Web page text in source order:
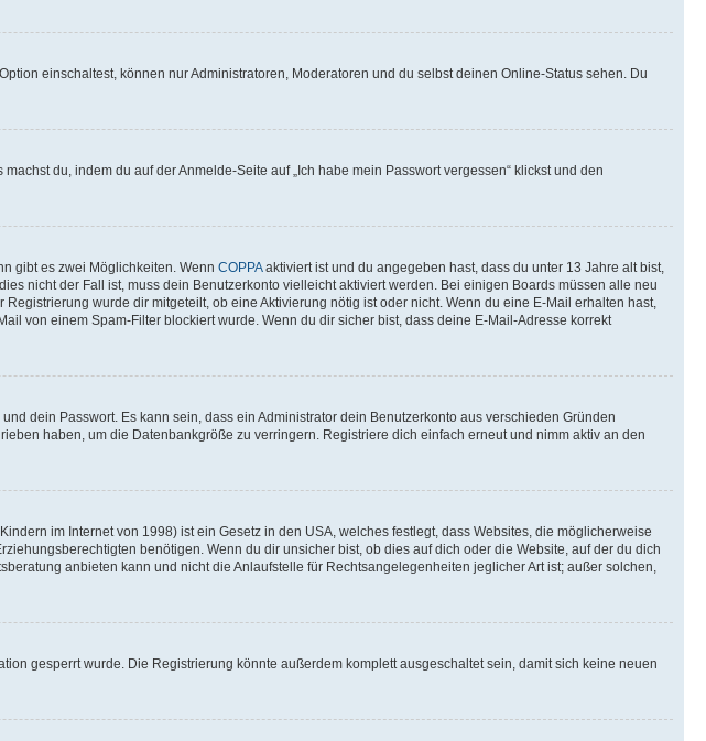
einschaltest, können nur Administratoren, Moderatoren und du selbst deinen Online-Status sehen. Du
du, indem du auf der Anmelde-Seite auf „Ich habe mein Passwort vergessen“ klickst und den
gibt es zwei Möglichkeiten. Wenn COPPAaktiviert ist und du angegeben hast, dass du unter 13 Jahre alt bist,
nicht der Fall ist, muss dein Benutzerkonto vielleicht aktiviert werden. Bei einigen Boards müssen alle neu
wurde dir mitgeteilt, ob eine Aktivierung nötig ist oder nicht. Wenn du eine E-Mail erhalten hast,
von einem Spam-Filter blockiert wurde. Wenn du dir sicher bist, dass deine E-Mail-Adresse korrekt
dein Passwort. Es kann sein, dass ein Administrator dein Benutzerkonto aus verschieden Gründen
haben, um die Datenbankgröße zu verringern. Registriere dich einfach erneut und nimm aktiv an den
im Internet von 1998) ist ein Gesetz in den USA, welches festlegt, dass Websites, die möglicherweise
benötigen. Wenn du dir unsicher bist, ob dies auf dich oder die Website, auf der du dich
anbieten kann und nicht die Anlaufstelle für Rechtsangelegenheiten jeglicher Art ist; außer solchen,
gesperrt wurde. Die Registrierung könnte außerdem komplett ausgeschaltet sein, damit sich keine neuen